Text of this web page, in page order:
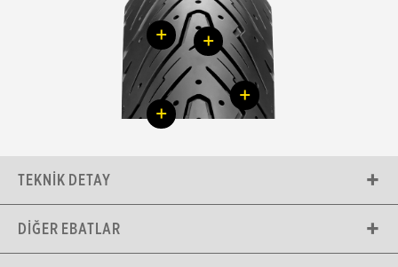
+ +
+
+
TEKNIK DETAY
DIĞER EBATLAR